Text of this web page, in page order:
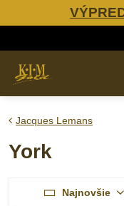
Jacques Lemans
York
Najnovšie